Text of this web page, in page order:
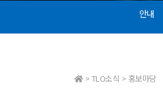
안내
> TLO소식 > 홍보마당